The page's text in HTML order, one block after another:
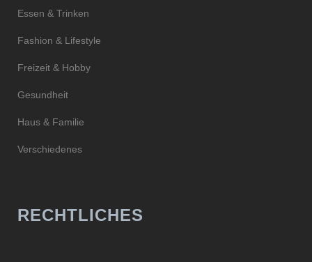
Essen & Trinken
Fashion & Lifestyle
Freizeit & Hobby
Gesundheit
Haus & Familie
Verschiedenes
RECHTLICHES